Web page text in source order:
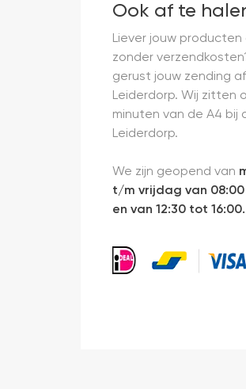
Ook af te
Liever jouw producten
zonder
gerust jouw zending
Leiderdorp. Wij zitten
minuten van de A4 bij
Leiderdorp.
We zijn geopend van
t/m vrijdag van 08:00
en van 12:30 tot 16:00.